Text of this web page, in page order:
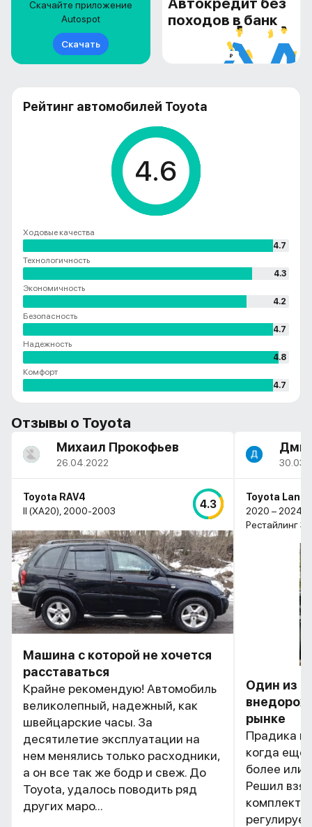
Скачайте приложение
Autospot
Скачать
походов в банк
Рейтинг автомобилей Toyota
4.6
Ходовые качества
4.7
Технологичность
4.3
Экономичность
4.2
Безопасность
4.7
Надежность
4.8
Комфорт
4.7
Отзывы о Toyota
Михаил Прокофьев
26.04.2022
Toyota RAV4
II (XA20), 2000-2003
4.3
Машина с которой не хочется
расставаться
Крайне рекомендую! Автомобиль
великолепный, надежный, как
швейцарские часы. За
десятилетие эксплуатации на
нем менялись только расходники,
а он все так же бодр и свеж. До
Toyota, удалось поводить ряд
других маро...
Toyota Land
2020 – 2024,
Рестайлинг 3
Один из
рынке
Прадика
когда ещё
более или
Решил